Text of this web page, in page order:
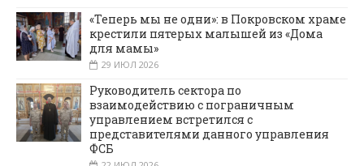
«Теперь мы не одни»: в Покровском храме
крестили пятерых малышей из «Дома
для мамы»
29 ИЮЛ 2026
Руководитель сектора по
взаимодействию с пограничным
управлением встретился с
представителями данного управления
ФСБ